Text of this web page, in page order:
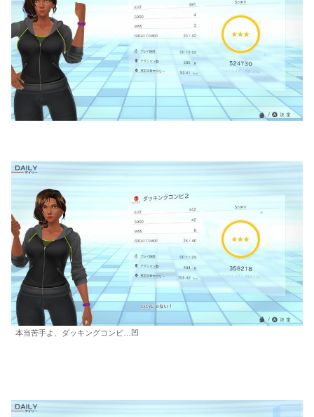
本当苦手よ、ダッキングコンビ…凹